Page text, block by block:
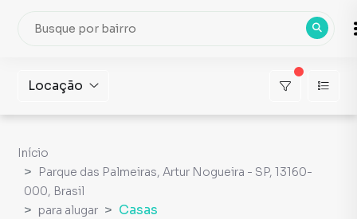
Locação
Início
Parque das Palmeiras, Artur Nogueira - SP, 13160-
000, Brasil
para alugar
Casas